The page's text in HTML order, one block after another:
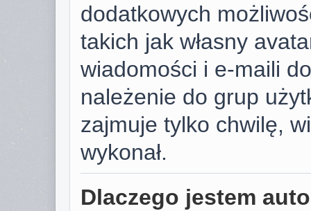
dodatkowych
takich jak własny
wiadomości i e-maili
należenie do grup
zajmuje tylko chwilę,
wykonał.
Dlaczego jestem